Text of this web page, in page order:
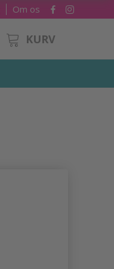
Om os
KURV